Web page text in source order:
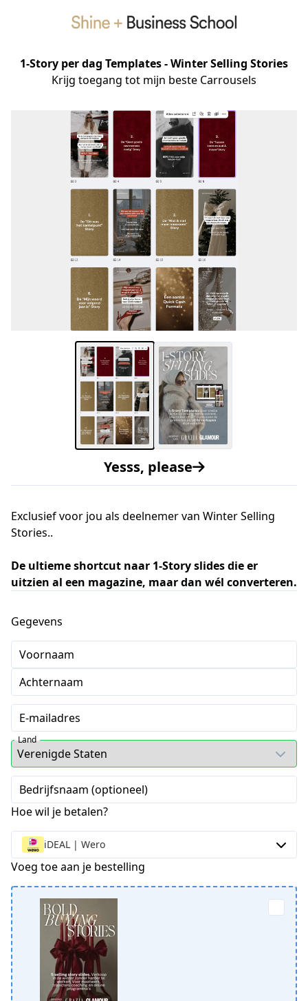
1-Story per dag Templates - Winter Selling Stories
Krijg toegang tot mijn beste Carrousels
Yesss, please
Exclusief voor jou als deelnemer van Winter Selling
Stories..
De ultieme shortcut naar 1-Story slides die er
uitzien al een magazine, maar dan wél converteren.
Gegevens
Voornaam
Achternaam
E-mailadres
Land
Bedrijfsnaam (optioneel)
Hoe wil je betalen?
iDEAL | Wero
Voeg toe aan je bestelling